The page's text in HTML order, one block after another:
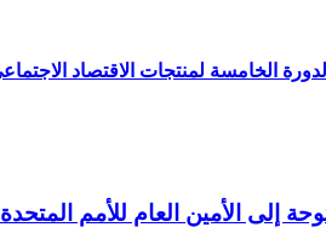
الخامسة لمنتجات الاقتصاد
إلى الأمين العام للأمم